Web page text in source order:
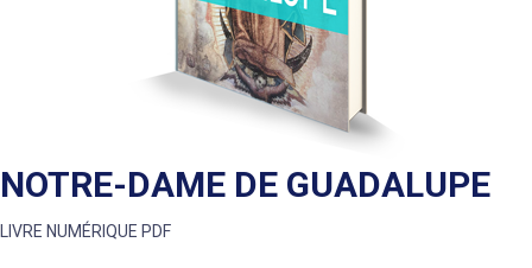
NOTRE-DAME DE GUADALUPE
LIVRE NUMÉRIQUE PDF